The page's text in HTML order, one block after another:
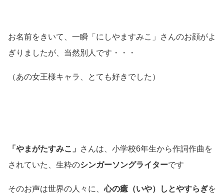
お名前をきいて、一瞬「にしやますみこ」さんのお顔がよ
ぎりましたが、当然別人です・・・
（あの女王様キャラ、とても好きでした）
「やまがたすみこ」
さんは、小学校6年生から作詞作曲を
されていた、生粋のシンガーソングライターです
そのお声は世界の人々に、心の癒 （いや） しとやすらぎを